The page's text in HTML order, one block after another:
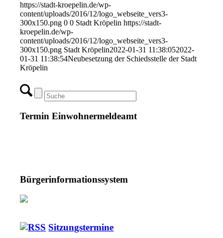
https://stadt-kroepelin.de/wp-
content/uploads/2016/12/logo_webseite_vers3-
300x150.png 0 0 Stadt Kröpelin https://stadt-
kroepelin.de/wp-
content/uploads/2016/12/logo_webseite_vers3-
300x150.png Stadt Kröpelin2022-01-31 11:38:052022-
01-31 11:38:54Neubesetzung der Schiedsstelle der Stadt
Kröpelin
Termin Einwohnermeldeamt
Bürgerinformationssystem
Sitzungstermine